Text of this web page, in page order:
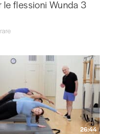
le flessioni Wunda 3
26:44